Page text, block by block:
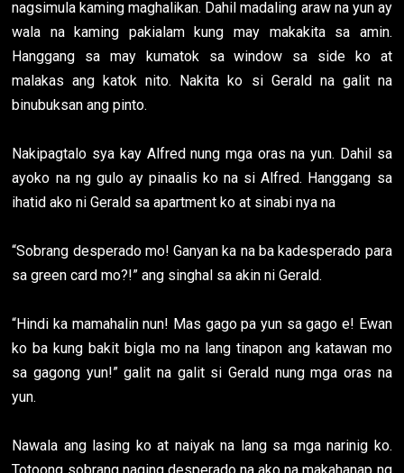
nagsimula kaming maghalikan. Dahil madaling araw na yun ay
wala na kaming pakialam kung may makakita sa amin.
Hanggang sa may kumatok sa window sa side ko at
malakas ang katok nito. Nakita ko si Gerald na galit na
binubuksan ang pinto.
Nakipagtalo sya kay Alfred nung mga oras na yun. Dahil sa
ayoko na ng gulo ay pinaalis ko na si Alfred. Hanggang sa
ihatid ako ni Gerald sa apartment ko at sinabi nya na
“Sobrang desperado mo! Ganyan ka na ba kadesperado para
sa green card mo?!” ang singhal sa akin ni Gerald.
“Hindi ka mamahalin nun! Mas gago pa yun sa gago e! Ewan
ko ba kung bakit bigla mo na lang tinapon ang katawan mo
sa gagong yun!” galit na galit si Gerald nung mga oras na
yun.
Nawala ang lasing ko at naiyak na lang sa mga narinig ko.